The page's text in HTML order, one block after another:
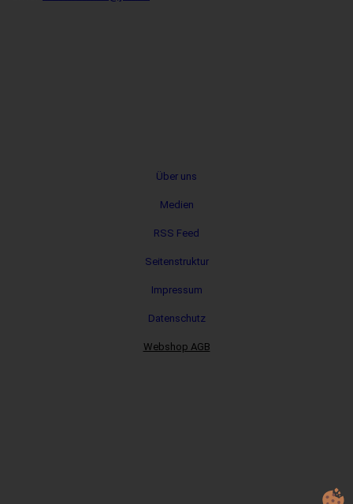
Über uns
Medien
RSS Feed
Seitenstruktur
Impressum
Datenschutz
Webshop AGB